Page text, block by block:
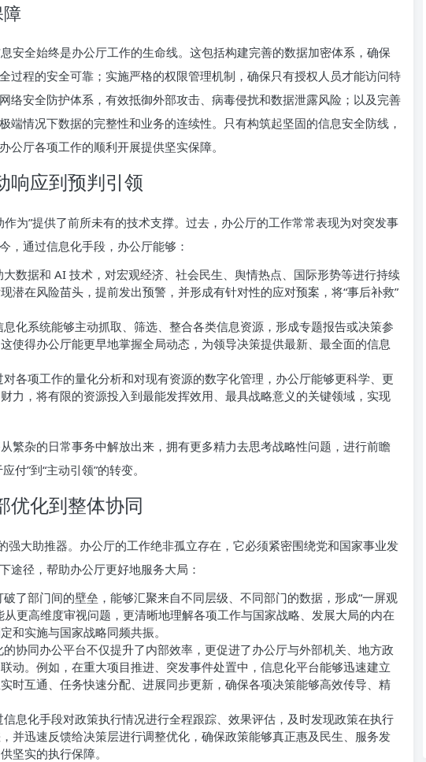
安全始终是办公厅工作的生命线。这包括构建完善的数据加密体系，确保
过程的安全可靠；实施严格的权限管理机制，确保只有授权人员才能访问特
络安全防护体系，有效抵御外部攻击、病毒侵扰和数据泄露风险；以及完善
端情况下数据的完整性和业务的连续性。只有构筑起坚固的信息安全防线，
公厅各项工作的顺利开展提供坚实保障。
响应到预判引领
作为”提供了前所未有的技术支撑。过去，办公厅的工作常常表现为对突发事
，通过信息化手段，办公厅能够：
大数据和 AI 技术，对宏观经济、社会民生、舆情热点、国际形势等进行持续
潜在风险苗头，提前发出预警，并形成有针对性的应对预案，将“事后补救”
息化系统能够主动抓取、筛选、整合各类信息资源，形成专题报告或决策参
使得办公厅能更早地掌握全局动态，为领导决策提供最新、最全面的信息
对各项工作的量化分析和对现有资源的数字化管理，办公厅能够更科学、更
力，将有限的资源投入到最能发挥效用、最具战略意义的关键领域，实现
繁杂的日常事务中解放出来，拥有更多精力去思考战略性问题，进行前瞻
付”到“主动引领”的转变。
优化到整体协同
强大助推器。办公厅的工作绝非孤立存在，它必须紧密围绕党和国家事业发
途径，帮助办公厅更好地服务大局：
破了部门间的壁垒，能够汇聚来自不同层级、不同部门的数据，形成“一屏观
从更高维度审视问题，更清晰地理解各项工作与国家战略、发展大局的内在
和实施与国家战略同频共振。
的协同办公平台不仅提升了内部效率，更促进了办公厅与外部机关、地方政
动。例如，在重大项目推进、突发事件处置中，信息化平台能够迅速建立
时互通、任务快速分配、进展同步更新，确保各项决策能够高效传导、精
信息化手段对政策执行情况进行全程跟踪、效果评估，及时发现政策在执行
并迅速反馈给决策层进行调整优化，确保政策能够真正惠及民生、服务发
坚实的执行保障。